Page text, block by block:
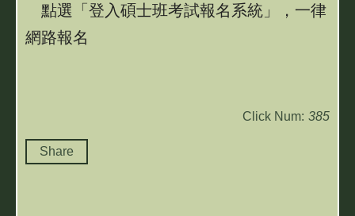
點選「登入碩士班考試報名系統」，一律
網路報名
Click Num: 385
Share